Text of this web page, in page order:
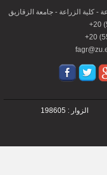
- كلية الزراعة - جامعة الزقازيق
الزوار : 198605